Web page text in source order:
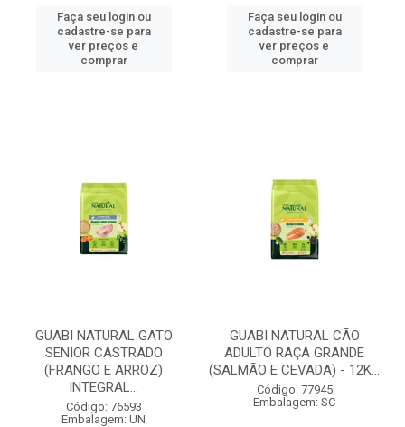
Faça seu login ou
cadastre-se para
ver preços e
comprar
Faça seu login ou
cadastre-se para
ver preços e
comprar
GUABI NATURAL GATO
SENIOR CASTRADO
(FRANGO E ARROZ)
INTEGRAL...
Código: 76593
Embalagem: UN
GUABI NATURAL CÃO
ADULTO RAÇA GRANDE
(SALMÃO E CEVADA) - 12K...
Código: 77945
Embalagem: SC